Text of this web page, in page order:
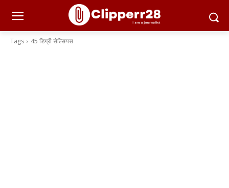
Tags 45 डिग्री सेल्सियस